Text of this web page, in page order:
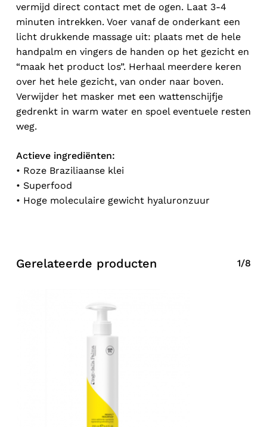
vermijd direct contact met de ogen. Laat 3-4
minuten intrekken. Voer vanaf de onderkant een
licht drukkende massage uit: plaats met de hele
handpalm en vingers de handen op het gezicht en
“maak het product los”. Herhaal meerdere keren
over het hele gezicht, van onder naar boven.
Verwijder het masker met een wattenschijfje
gedrenkt in warm water en spoel eventuele resten
weg.
Actieve ingrediënten:
• Roze Braziliaanse klei
• Superfood
• Hoge moleculaire gewicht hyaluronzuur
Gerelateerde producten 1/8